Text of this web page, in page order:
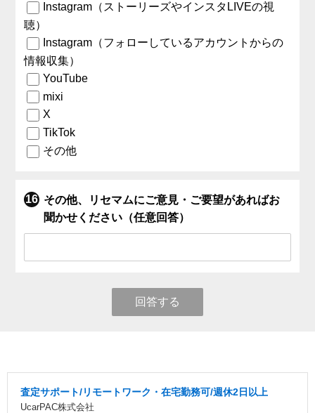
Instagram（ストーリーズやインスタLIVEの視
聴）
Instagram（フォローしているアカウントからの
情報収集）
YouTube
mixi
X
TikTok
その他
その他、リセマムにご意見・ご要望があればお
聞かせください（任意回答）
回答する
査定サポート/リモートワーク・在宅勤務可/週休2日以上
UcarPAC株式会社